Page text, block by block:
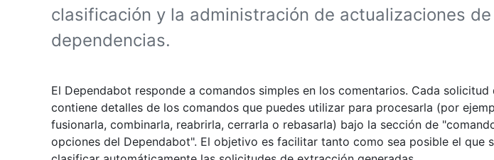
clasificación y la administración de actualizaciones de
dependencias.
El Dependabot responde a comandos simples en los comentarios. Cada solicitud
contiene detalles de los comandos que puedes utilizar para procesarla (por
fusionarla, combinarla, reabrirla, cerrarla o rebasarla) bajo la sección de
opciones del Dependabot". El objetivo es facilitar tanto como sea posible el que